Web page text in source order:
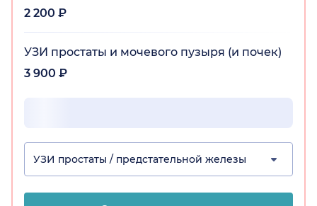
2 200 ₽
УЗИ простаты и мочевого пузыря (и почек)
3 900 ₽
УЗИ простаты / предстательной железы